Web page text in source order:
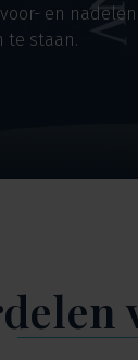
en
te staan.